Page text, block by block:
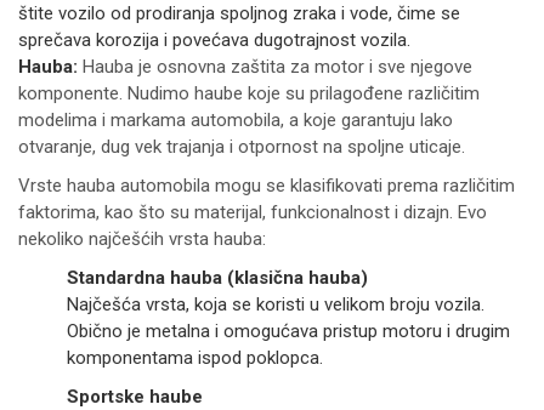
štite vozilo od prodiranja spoljnog zraka i vode, čime se
sprečava korozija i povećava dugotrajnost vozila.
Hauba: Hauba je osnovna zaštita za motor i sve njegove
komponente. Nudimo haube koje su prilagođene različitim
modelima i markama automobila, a koje garantuju lako
otvaranje, dug vek trajanja i otpornost na spoljne uticaje.
Vrste hauba automobila mogu se klasifikovati prema različitim
faktorima, kao što su materijal, funkcionalnost i dizajn. Evo
nekoliko najčešćih vrsta hauba:
Standardna hauba (klasična hauba)
Najčešća vrsta, koja se koristi u velikom broju vozila.
Obično je metalna i omogućava pristup motoru i drugim
komponentama ispod poklopca.
Sportske haube